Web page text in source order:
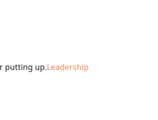
putting up.Leadership